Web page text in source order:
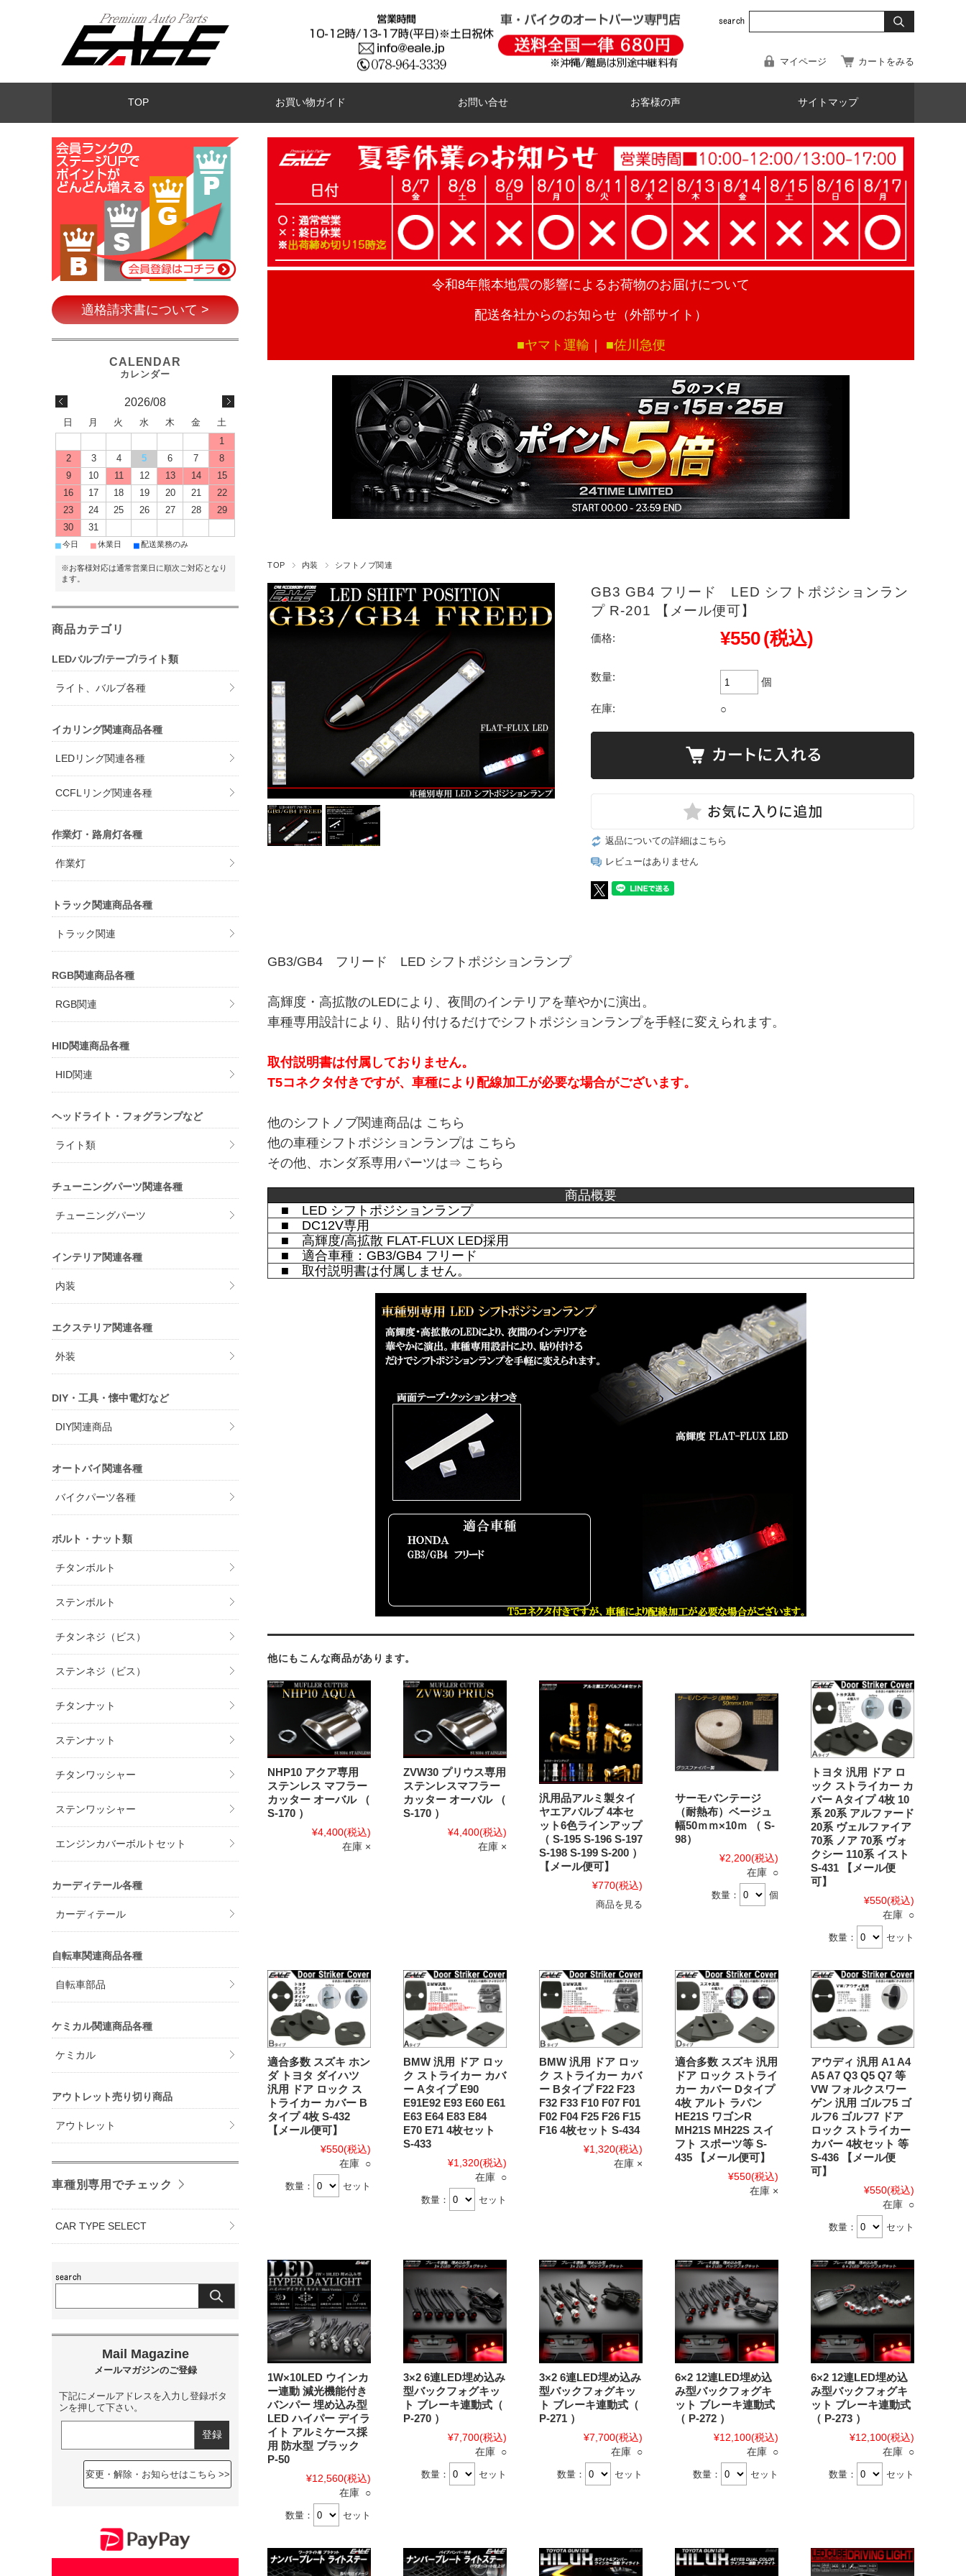
マイページ カートをみる
TOP お買い物ガイド お問い合せ お客様の声 サイトマップ
令和8年熊本地震の影響によるお荷物のお届けについて
配送各社からのお知らせ（外部サイト）
■ヤマト運輸 ■佐川急便
TOP 内装 シフトノブ関連
GB3 GB4 フリード LED シフトポジションラン
プ R-201 【メール便可】
価格: ¥550(税込)
数量: 個
在庫: ○
返品についての詳細はこちら
レビューはありません
GB3/GB4 フリード LED シフトポジションランプ
高輝度・高拡散のLEDにより、夜間のインテリアを華やかに演出。
車種専用設計により、貼り付けるだけでシフトポジションランプを手軽に変えられます。
取付説明書は付属しておりません。
T5コネクタ付きですが、車種により配線加工が必要な場合がございます。
他のシフトノブ関連商品は こちら
他の車種シフトポジションランプは こちら
その他、ホンダ系専用パーツは⇒ こちら
商品概要
■ LED シフトポジションランプ
■ DC12V専用
■ 高輝度/高拡散 FLAT-FLUX LED採用
■ 適合車種：GB3/GB4 フリード
■ 取付説明書は付属しません。
他にもこんな商品があります。
NHP10 アクア専用
ステンレス マフラー
カッター オーバル （
S-170 ）
¥4,400(税込)
在庫 ×
ZVW30 プリウス専用
ステンレスマフラー
カッター オーバル （
S-170 ）
¥4,400(税込)
在庫 ×
汎用品アルミ製タイ
ヤエアバルブ 4本セ
ット6色ラインアップ
（ S-195 S-196 S-197
S-198 S-199 S-200 ）
【メール便可】
¥770(税込)
商品を見る
サーモバンテージ
（耐熱布）ベージュ
幅50ｍｍ×10ｍ （ S-
98）
¥2,200(税込)
在庫 ○
数量： 個
トヨタ 汎用 ドア ロ
ック ストライカー カ
バー Aタイプ 4枚 10
系 20系 アルファード
20系 ヴェルファイア
70系 ノア 70系 ヴォ
クシー 110系 イスト
S-431 【メール便
可】
¥550(税込)
在庫 ○
数量： セット
適合多数 スズキ ホン
ダ トヨタ ダイハツ
汎用 ドア ロック ス
トライカー カバー B
タイプ 4枚 S-432
【メール便可】
¥550(税込)
在庫 ○
数量： セット
BMW 汎用 ドア ロッ
ク ストライカー カバ
ー Aタイプ E90
E91E92 E93 E60 E61
E63 E64 E83 E84
E70 E71 4枚セット
S-433
¥1,320(税込)
在庫 ○
数量： セット
BMW 汎用 ドア ロッ
ク ストライカー カバ
ー Bタイプ F22 F23
F32 F33 F10 F07 F01
F02 F04 F25 F26 F15
F16 4枚セット S-434
¥1,320(税込)
在庫 ×
適合多数 スズキ 汎用
ドア ロック ストライ
カー カバー Dタイプ
4枚 アルト ラパン
HE21S ワゴンR
MH21S MH22S スイ
フト スポーツ等 S-
435 【メール便可】
¥550(税込)
在庫 ×
アウディ 汎用 A1 A4
A5 A7 Q3 Q5 Q7 等
VW フォルクスワー
ゲン 汎用 ゴルフ5 ゴ
ルフ6 ゴルフ7 ドア
ロック ストライカー
カバー 4枚セット 等
S-436 【メール便
可】
¥550(税込)
在庫 ○
数量： セット
1W×10LED ウインカ
ー連動 減光機能付き
バンパー 埋め込み型
LED ハイパー デイラ
イト アルミケース採
用 防水型 ブラック
P-50
¥12,560(税込)
在庫 ○
数量： セット
3×2 6連LED埋め込み
型バックフォグキッ
ト ブレーキ連動式（
P-270 ）
¥7,700(税込)
在庫 ○
数量： セット
3×2 6連LED埋め込み
型バックフォグキッ
ト ブレーキ連動式（
P-271 ）
¥7,700(税込)
在庫 ○
数量： セット
6×2 12連LED埋め込
み型バックフォグキ
ット ブレーキ連動式
（ P-272 ）
¥12,100(税込)
在庫 ○
数量： セット
6×2 12連LED埋め込
み型バックフォグキ
ット ブレーキ連動式
（ P-273 ）
¥12,100(税込)
在庫 ○
数量： セット
適格請求書について >
2026/08
日 月 火 水 木 金
土
1
2
3 4 5 6 7
8
9
10 11 12 13 14
15
16
17 18 19 20 21
22
23
24 25 26 27 28
29
30
31
■今日 ■休業日 ■配送業務のみ
※お客様対応は通常営業日に順次ご対応となり
ます。
商品カテゴリ
LEDバルブ/テープ/ライト類
ライト、バルブ各種
イカリング関連商品各種
LEDリング関連各種
CCFLリング関連各種
作業灯・路肩灯各種
作業灯
トラック関連商品各種
トラック関連
RGB関連商品各種
RGB関連
HID関連商品各種
HID関連
ヘッドライト・フォグランプなど
ライト類
チューニングパーツ関連各種
チューニングパーツ
インテリア関連各種
内装
エクステリア関連各種
外装
DIY・工具・懐中電灯など
DIY関連商品
オートバイ関連各種
バイクパーツ各種
ボルト・ナット類
チタンボルト
ステンボルト
チタンネジ（ビス）
ステンネジ（ビス）
チタンナット
ステンナット
チタンワッシャー
ステンワッシャー
エンジンカバーボルトセット
カーディテール各種
カーディテール
自転車関連商品各種
自転車部品
ケミカル関連商品各種
ケミカル
アウトレット売り切り商品
アウトレット
車種別専用でチェック
CAR TYPE SELECT
下記にメールアドレスを入力し登録ボタ
ンを押して下さい。
変更・解除・お知らせはこちら